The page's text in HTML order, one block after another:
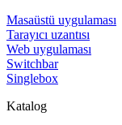
Masaüstü uygulaması
Tarayıcı uzantısı
Web uygulaması
Switchbar
Singlebox
Katalog